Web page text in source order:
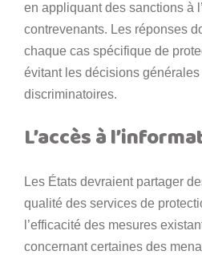
en appliquant des sanctions à
contrevenants. Les réponses
chaque cas spécifique de
évitant les décisions
discriminatoires.
L’accès à
Les États devraient partager
qualité des services de
l’efficacité des mesures
concernant certaines des